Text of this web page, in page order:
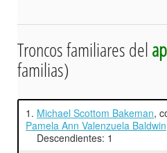
Troncos familiares del
familias)
1. Michael Scottom Bakeman,
Pamela Ann Valenzuela Baldwin
Descendientes: 1